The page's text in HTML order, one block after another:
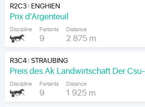
R2C3| ENGHIEN
Prix d'Argenteuil
Discipline Partants
9
Distance
2 875 m
R3C4|STRAUBING
Discipline Partants
9
Distance
1 925 m